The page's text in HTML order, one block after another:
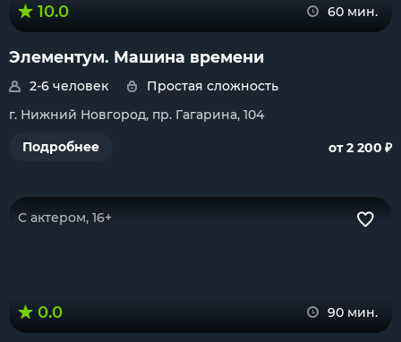
10.0 60 мин.
Элементум. Машина времени
2-6 человек
Простая сложность
г. Нижний Новгород, пр. Гагарина, 104
Подробнее
от 2 200 ₽
С актером, 16+
0.0 90 мин.